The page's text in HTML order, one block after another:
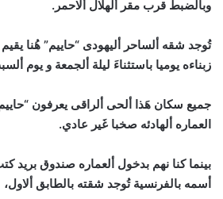
وبالضبط قرب مقر ألهلال ألاحمر.
تُوجد شقه ألساحر أليهودى “حاييم” هُنا
زبناءه يوميا باستثناءَ ليلة ألجمعة و يوم
جميع سكان هَذا ألحى ألراقى يعرفون
العماره ألهادئه صخبا غَير عادي.
بينما كنا نهم بدخول ألعماره صندوق بريد
أسمه بالفرنسية تُوجد شقته بالطابق ألاول،